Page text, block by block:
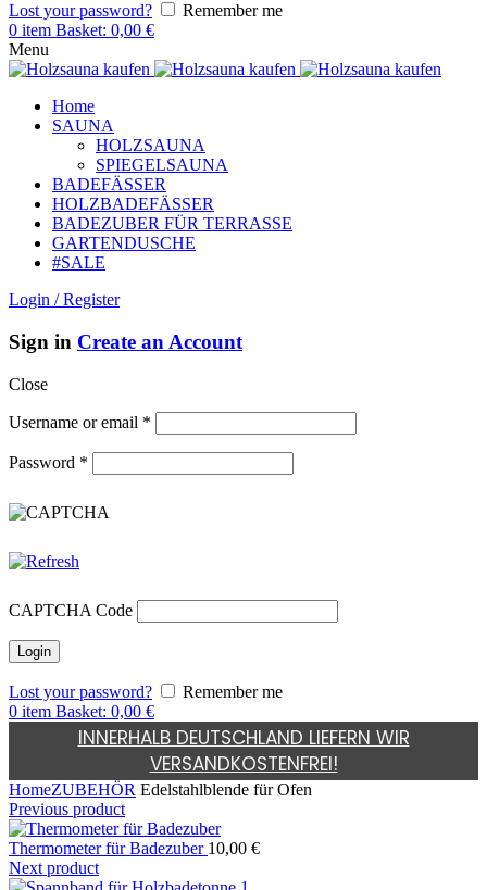
Lost your password?
Remember me
0 item Basket: 0,00 €
Menu
Home
SAUNA
HOLZSAUNA
SPIEGELSAUNA
BADEFÄSSER
HOLZBADEFÄSSER
BADEZUBER FÜR TERRASSE
GARTENDUSCHE
#SALE
Login / Register
Sign in Create an Account
Close
Username or email *
Password *
CAPTCHA Code
Lost your password?
Remember me
0 item Basket: 0,00 €
INNERHALB DEUTSCHLAND LIEFERN WIR
VERSANDKOSTENFREI!
HomeZUBEHÖR Edelstahlblende für Ofen
Previous product
Thermometer für Badezuber 10,00 €
Next product